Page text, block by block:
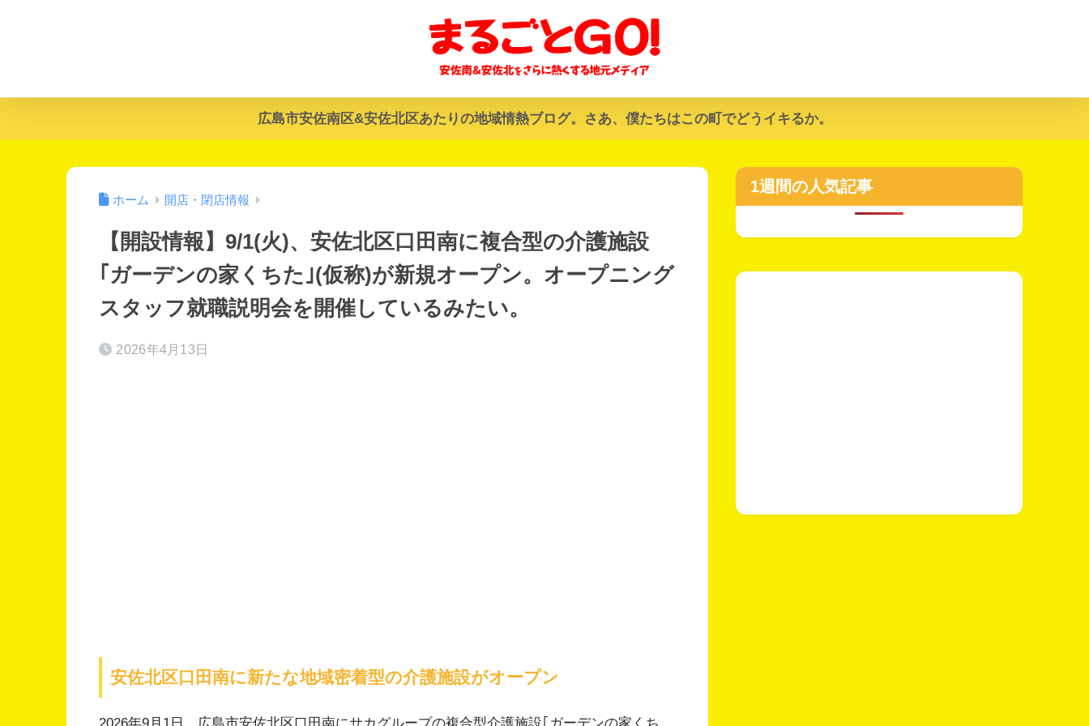
広島市安佐南区&安佐北区あたりの地域情熱ブログ。さあ、僕たちはこの町でどうイキるか。
ホーム 開店・閉店情報
【開設情報】9/1(火)、安佐北区口田南に複合型の介護施設
｢ガーデンの家くちた｣(仮称)が新規オープン。オープニング
スタッフ就職説明会を開催しているみたい。
2026年4月13日
安佐北区口田南に新たな地域密着型の介護施設がオープン
1週間の人気記事